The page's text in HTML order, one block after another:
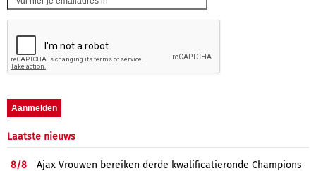
Laatste nieuws
8/8
Ajax Vrouwen bereiken derde kwalificatieronde Champions